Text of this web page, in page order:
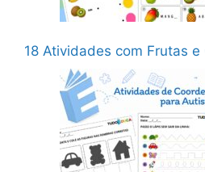
18 Atividades com Frutas